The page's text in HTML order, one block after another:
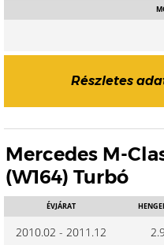
Részletes
Mercedes M-
(W164) Turbó
ÉVJÁRAT
2010.02 - 2011.12